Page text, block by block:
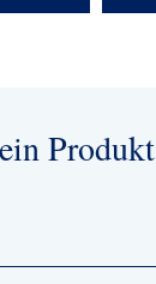
Produkt